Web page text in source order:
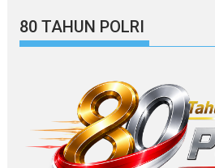
80 TAHUN POLRI